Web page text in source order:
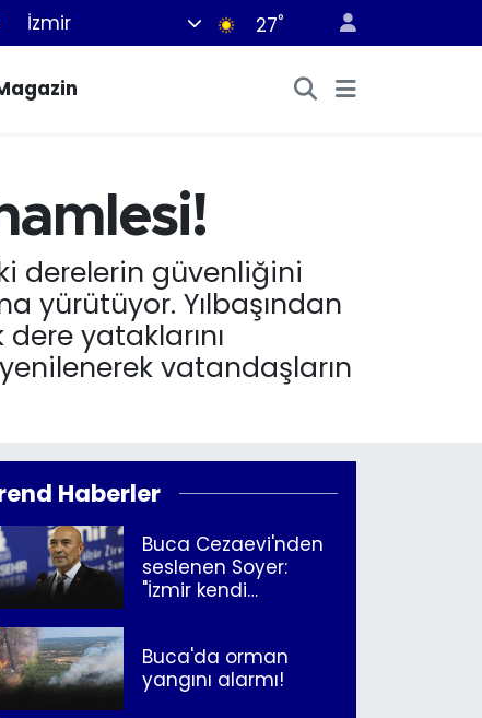
İzmir 27°
derelerin güvenliğini
yürütüyor. Yılbaşından
yataklarını
vatandaşların
Haberler
Buca Cezaevi'nden
seslenen Soyer:
"İzmir kendi
Buca'da orman
yangını alarmı!